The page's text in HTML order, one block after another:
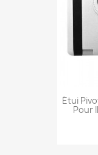
Étui
Pour